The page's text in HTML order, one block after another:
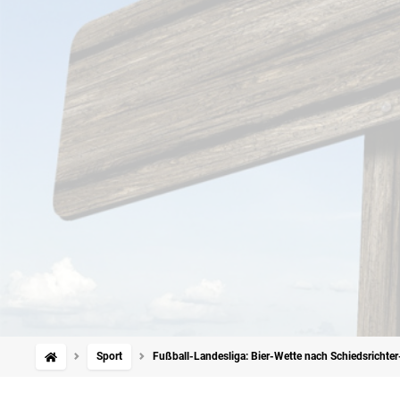
Sport Fußball-Landesliga: Bier-Wette nach